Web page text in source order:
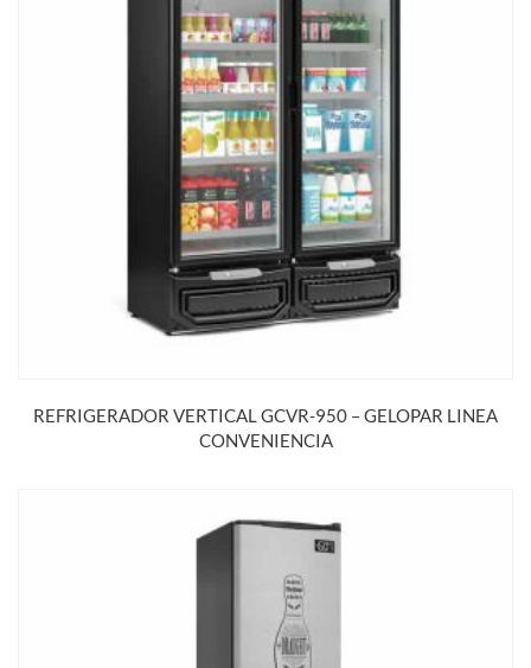
REFRIGERADOR VERTICAL GCVR-950 – GELOPAR LINEA
CONVENIENCIA